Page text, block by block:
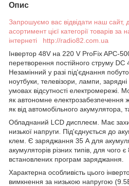
Опис
Запрошуємо вас відвідати наш сайт,
асортимент цієї категорії товарів
інтернеті http://radio82.com.ua
Інвертор 48V на 220 V ProFix APC-
перетворення постійного струму DC
Незамінний у разі під'єднання
ноутбуки, телевізори, лампи, зарядні
умовах відсутності електромережі.
як автономне електрозабезпечення
як від автомобільного акумулятора,
Обладнаний LCD дисплеєм. Має
низької напруги. Під'єднується до
клем. Є заряджання 35 А для
акумуляторів різних типів, для чого
встановлених програм заряджання.
Характерна особливість цього
вимкнення за низькою напругою